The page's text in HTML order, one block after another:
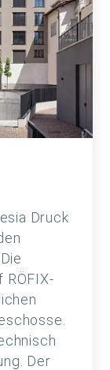
Druck
RÖFIX-
Der